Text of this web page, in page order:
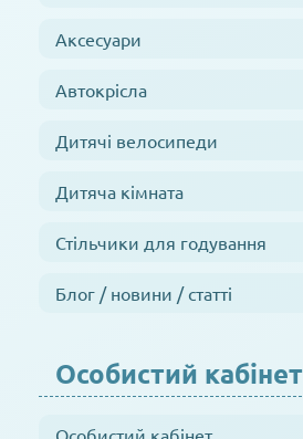
Аксесуари
Автокрісла
Дитячі велосипеди
Дитяча кімната
Стільчики для годування
Блог / новини / статті
Особистий кабінет
Особистий кабінет